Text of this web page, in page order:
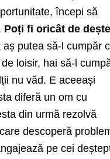
începi să
Poți fi oricât de
putea să-l cumpăr
loisir, hai să-l
nu văd. E aceeași
diferă un om cu
din urmă rezolvă
descoperă
pe cei